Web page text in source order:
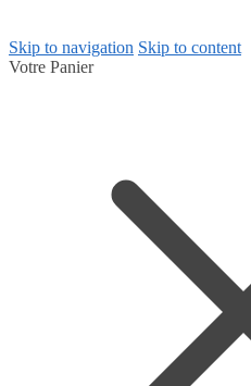
Skip to navigation Skip to content
Votre Panier